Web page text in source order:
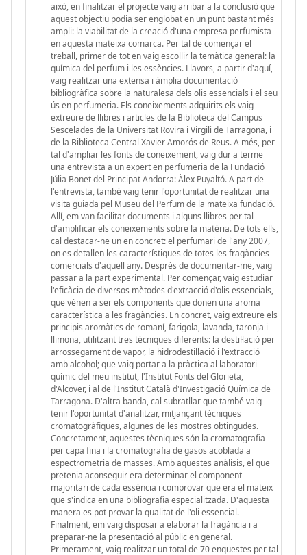
això, en finalitzar el projecte vaig arribar a la conclusió que
aquest objectiu podia ser englobat en un punt bastant més
ampli: la viabilitat de la creació d'una empresa perfumista
en aquesta mateixa comarca. Per tal de començar el
treball, primer de tot en vaig escollir la temàtica general: la
química del perfum i les essències. Llavors, a partir d'aquí,
vaig realitzar una extensa i àmplia documentació
bibliogràfica sobre la naturalesa dels olis essencials i el seu
ús en perfumeria. Els coneixements adquirits els vaig
extreure de llibres i articles de la Biblioteca del Campus
Sescelades de la Universitat Rovira i Virgili de Tarragona, i
de la Biblioteca Central Xavier Amorós de Reus. A més, per
tal d'ampliar les fonts de coneixement, vaig dur a terme
una entrevista a un expert en perfumeria de la Fundació
Júlia Bonet del Principat Andorra: Àlex Puyaltó. A part de
l'entrevista, també vaig tenir l'oportunitat de realitzar una
visita guiada pel Museu del Perfum de la mateixa fundació.
Allí, em van facilitar documents i alguns llibres per tal
d'amplificar els coneixements sobre la matèria. De tots ells,
cal destacar-ne un en concret: el perfumari de l'any 2007,
on es detallen les característiques de totes les fragàncies
comercials d'aquell any. Després de documentar-me, vaig
passar a la part experimental. Per començar, vaig estudiar
l'eficàcia de diversos mètodes d'extracció d'olis essencials,
que vénen a ser els components que donen una aroma
característica a les fragàncies. En concret, vaig extreure els
principis aromàtics de romaní, farigola, lavanda, taronja i
llimona, utilitzant tres tècniques diferents: la destil·lació per
arrossegament de vapor, la hidrodestil·lació i l'extracció
amb alcohol; que vaig portar a la pràctica al laboratori
químic del meu institut, l'Institut Fonts del Glorieta,
d'Alcover, i al de l'Institut Català d'Investigació Química de
Tarragona. D'altra banda, cal subratllar que també vaig
tenir l'oportunitat d'analitzar, mitjançant tècniques
cromatogràfiques, algunes de les mostres obtingudes.
Concretament, aquestes tècniques són la cromatografia
per capa fina i la cromatografia de gasos acoblada a
espectrometria de masses. Amb aquestes anàlisis, el que
pretenia aconseguir era determinar el component
majoritari de cada essència i comprovar que era el mateix
que s'indica en una bibliografia especialitzada. D'aquesta
manera es pot provar la qualitat de l'oli essencial.
Finalment, em vaig disposar a elaborar la fragància i a
preparar-ne la presentació al públic en general.
Primerament, vaig realitzar un total de 70 enquestes per tal